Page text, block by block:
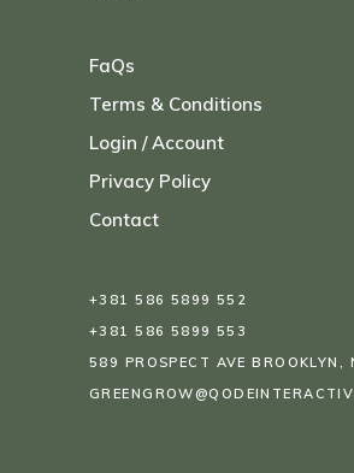
FaQs
Terms & Conditions
Login / Account
Privacy Policy
Contact
+381 586 5899 552
+381 586 5899 553
589 PROSPECT AVE BROOKLYN,